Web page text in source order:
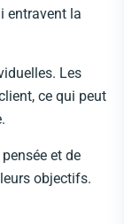
entravent la
Les
ce qui peut
et de
objectifs.